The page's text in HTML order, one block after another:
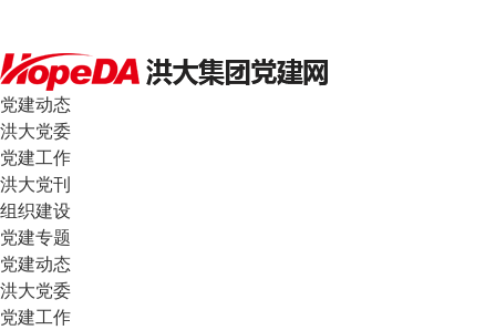
党建动态
洪大党委
党建工作
洪大党刊
组织建设
党建专题
党建动态
洪大党委
党建工作